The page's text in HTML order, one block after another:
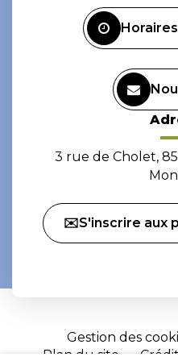
3 rue de Cholet,
✉️S'inscrire aux
Gestion des
Plan du site